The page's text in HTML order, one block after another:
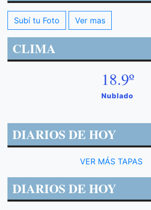
Subí tu Foto Ver mas
CLIMA
18.9º
Nublado
DIARIOS DE HOY
VER MÁS TAPAS
DIARIOS DE HOY